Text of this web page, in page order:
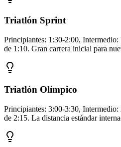
Triatlón Sprint
Principiantes: 1:30-2:00,
de 1:10. Gran carrera inicial para
Triatlón Olímpico
Principiantes: 3:00-3:30,
de 2:15. La distancia estándar